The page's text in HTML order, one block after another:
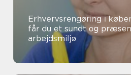
Erhvervsrengøring i
får du et sundt og
arbejdsmiljø